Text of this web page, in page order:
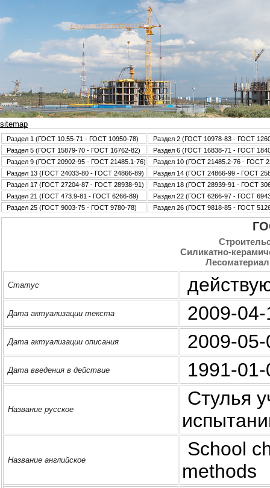
sitemap
Раздел 1 (ГОСТ 10.55-71 - ГОСТ 10950-78)
Раздел 2 (ГОСТ 10978-83 - ГОСТ
Раздел 5 (ГОСТ 15879-70 - ГОСТ 16762-82)
Раздел 6 (ГОСТ 16838-71 - ГОСТ
Раздел 9 (ГОСТ 20902-95 - ГОСТ 21485.1-76)
Раздел 10 (ГОСТ 21485.2-76 - ГОСТ
Раздел 13 (ГОСТ 24033-80 - ГОСТ 24866-89)
Раздел 14 (ГОСТ 24866-99 - ГОСТ
Раздел 17 (ГОСТ 27204-87 - ГОСТ 28938-91)
Раздел 18 (ГОСТ 28939-91 - ГОСТ
Раздел 21 (ГОСТ 473.9-81 - ГОСТ 6266-89)
Раздел 22 (ГОСТ 6266-97 - ГОСТ
Раздел 25 (ГОСТ 9003-75 - ГОСТ 9780-78)
Раздел 26 (ГОСТ 9818-85 - ГОСТ
Силикатно-
Статус
Дата актуализации текста 2009-
Дата актуализации описания 2009-
Дата введения в действие 1991-
Название русское
Стулья
Название английское
School
methods